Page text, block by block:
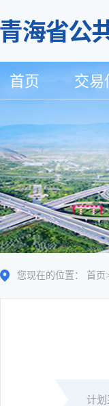
首页 交易
您现在的位置： 首页
计划